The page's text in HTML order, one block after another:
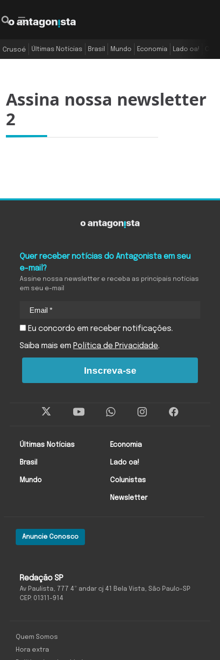
Crusoé Últimas Notícias Brasil Mundo Economia Lado oa!
Assina nossa newsletter
2
Redação SP
Av Paulista, 777 4º andar cj 41 Bela Vista, São Paulo-SP
CEP: 01311-914
Anuncie Conosco
Últimas Notícias
Brasil
Mundo
Economia
Lado oa!
Colunistas
Newsletter
Quer receber notícias do Antagonista em seu
e-mail?
Assine nossa newsletter e receba as principais notícias
em seu e-mail
Eu concordo em receber notificações.
Saiba mais em Política de Privacidade.
Inscreva-se
Quem Somos
Hora extra